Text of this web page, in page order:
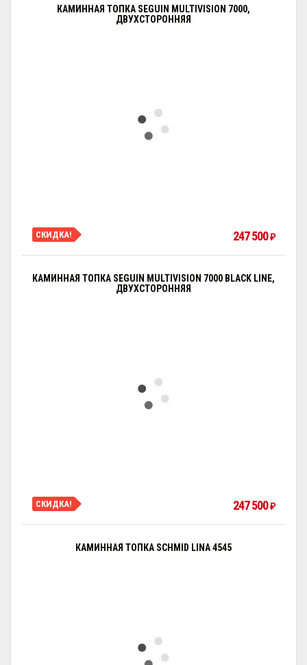
КАМИННАЯ ТОПКА SEGUIN MULTIVISION 7000,
ДВУХСТОРОННЯЯ
СКИДКА! 247 500₽
КАМИННАЯ ТОПКА SEGUIN MULTIVISION 7000 BLACK LINE,
ДВУХСТОРОННЯЯ
СКИДКА! 247 500₽
КАМИННАЯ ТОПКА SCHMID LINA 4545